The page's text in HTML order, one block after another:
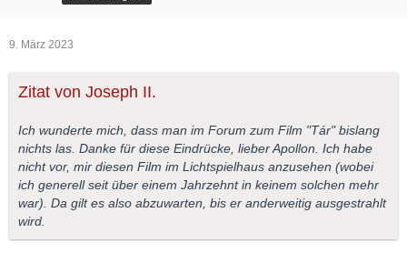
9. März 2023
Zitat von Joseph II.
Ich wunderte mich, dass man im Forum zum Film "Tár" bislang
nichts las. Danke für diese Eindrücke, lieber Apollon. Ich habe
nicht vor, mir diesen Film im Lichtspielhaus anzusehen (wobei
ich generell seit über einem Jahrzehnt in keinem solchen mehr
war). Da gilt es also abzuwarten, bis er anderweitig ausgestrahlt
wird.